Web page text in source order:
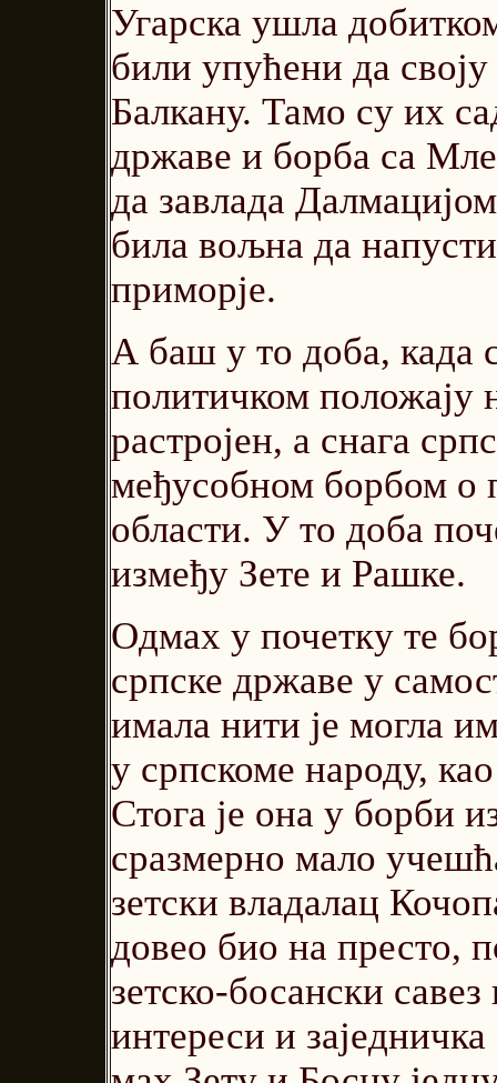
Угарска ушла
били упућени да
Балкану. Тамо су их
државе и борба са
да завлада
била вољна да
приморје.
А баш у то доба, када
политичком положају
растројен, а снага
међусобном борбом о
области. У то доба
између Зете и Рашке.
Одмах у почетку те
српске државе у
имала нити је могла
у српскоме народу,
Стога је она у борби
сразмерно мало
зетски владалац
довео био на престо,
зетско-босански
интереси и